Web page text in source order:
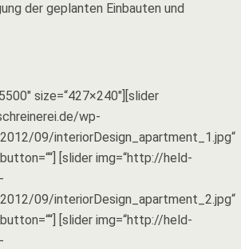
der geplanten Einbauten und
size=“427×240″][slider
wp-
09/interiorDesign_apartment_1.jpg“
button=““] [slider img=“http://held-
09/interiorDesign_apartment_2.jpg“
button=““] [slider img=“http://held-